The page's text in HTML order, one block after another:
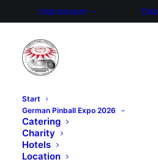
Impressum
Start
German Pinball Expo 2026
Catering
Charity
Hotels
Location
German Pinball
Ankündigung der
Hersteller und